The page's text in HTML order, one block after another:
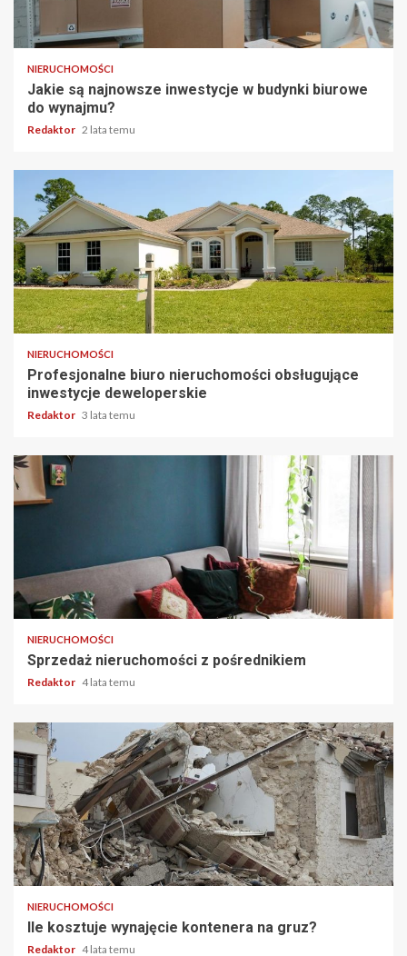
3 min odczytu
NIERUCHOMOŚCI
Jakie są najnowsze inwestycje w budynki biurowe
do wynajmu?
Redaktor 2 lata temu
2 min odczytu
NIERUCHOMOŚCI
Profesjonalne biuro nieruchomości obsługujące
inwestycje deweloperskie
Redaktor 3 lata temu
2 min odczytu
NIERUCHOMOŚCI
Sprzedaż nieruchomości z pośrednikiem
Redaktor 4 lata temu
3 min odczytu
NIERUCHOMOŚCI
Ile kosztuje wynajęcie kontenera na gruz?
Redaktor 4 lata temu